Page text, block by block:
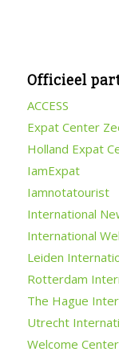
Officieel
ACCESS
Expat Center
Holland Expat
IamExpat
Iamnotatourist
International
International
Leiden
Rotterdam
The Hague
Utrecht
Welcome